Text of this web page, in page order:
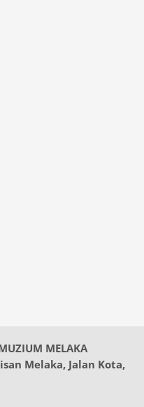
MELAKA
Melaka, Jalan Kota,